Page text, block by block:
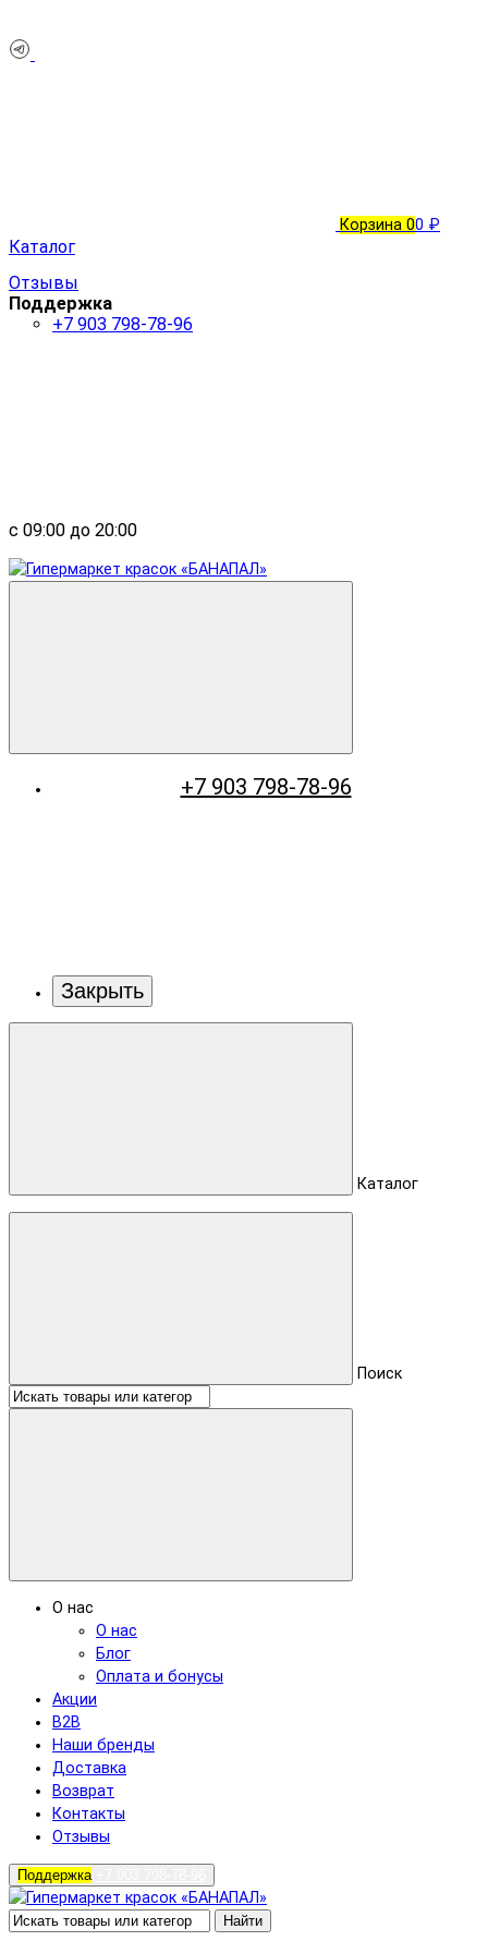
Корзина 00 ₽
Каталог
Отзывы
Поддержка
+7 903 798-78-96
с 09:00 до 20:00
+7 903 798-78-96
Закрыть
Каталог
Поиск
О нас
О нас
Блог
Оплата и бонусы
Акции
B2B
Наши бренды
Доставка
Возврат
Контакты
Отзывы
Поддержка
Найти